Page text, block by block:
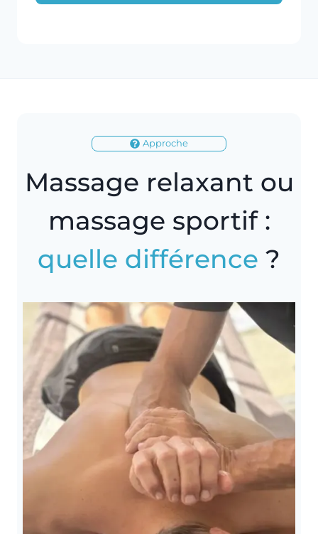
Approche
Massage relaxant ou
massage sportif :
quelle différence ?